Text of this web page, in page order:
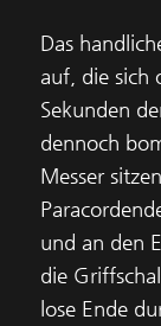
Das
auf, die sich
Sekunden
dennoch
Messer
und an den
die
lose Ende